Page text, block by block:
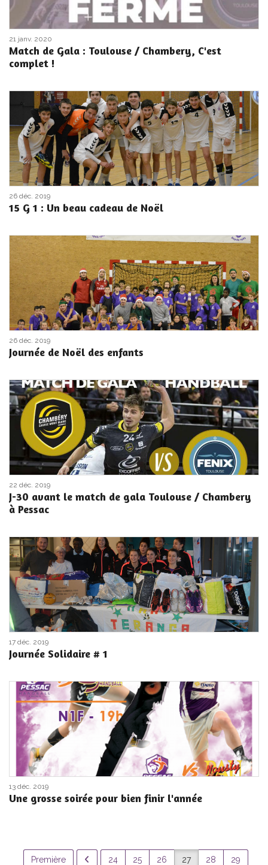
21 janv. 2020
Match de Gala : Toulouse / Chambery, C'est
complet !
26 déc. 2019
15 G 1 : Un beau cadeau de Noël
26 déc. 2019
Journée de Noël des enfants
22 déc. 2019
J-30 avant le match de gala Toulouse / Chambery
à Pessac
17 déc. 2019
Journée Solidaire # 1
13 déc. 2019
Une grosse soirée pour bien finir l'année
Première 24 25 26 27 28 29